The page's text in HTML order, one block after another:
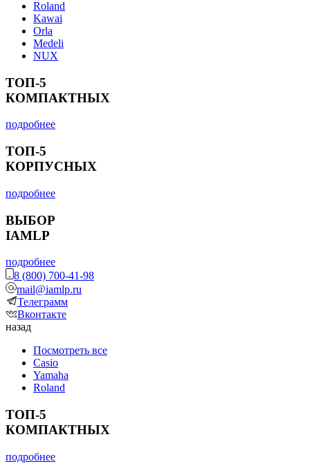
Roland
Kawai
Orla
Medeli
NUX
ТОП-5
КОМПАКТНЫХ
подробнее
ТОП-5
КОРПУСНЫХ
подробнее
ВЫБОР
IAMLP
подробнее
8 (800) 700-41-98
mail@iamlp.ru
Телеграмм
Вконтакте
назад
Посмотреть все
Casio
Yamaha
Roland
ТОП-5
КОМПАКТНЫХ
подробнее